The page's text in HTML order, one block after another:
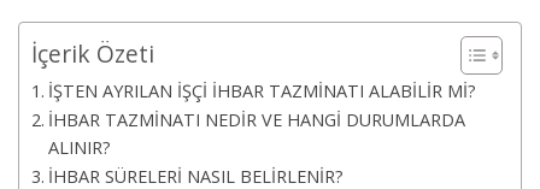
İçerik Özeti
İŞTEN AYRILAN İŞÇİ İHBAR TAZMİNATI ALABİLİR Mİ?
İHBAR TAZMİNATI NEDİR VE HANGİ DURUMLARDA
ALINIR?
İHBAR SÜRELERİ NASIL BELİRLENİR?